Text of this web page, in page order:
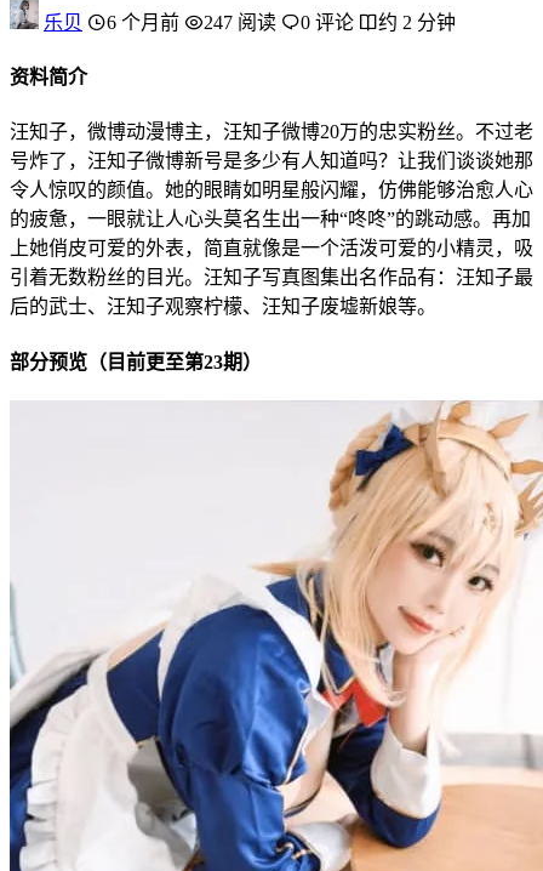
乐贝 6 个月前 247 阅读 0 评论 约 2 分钟
资料简介
汪知子，微博动漫博主，汪知子微博20万的忠实粉丝。不过老
号炸了，汪知子微博新号是多少有人知道吗？让我们谈谈她那
令人惊叹的颜值。她的眼睛如明星般闪耀，仿佛能够治愈人心
的疲惫，一眼就让人心头莫名生出一种“咚咚”的跳动感。再加
上她俏皮可爱的外表，简直就像是一个活泼可爱的小精灵，吸
引着无数粉丝的目光。汪知子写真图集出名作品有：汪知子最
后的武士、汪知子观察柠檬、汪知子废墟新娘等。
部分预览（目前更至第23期）